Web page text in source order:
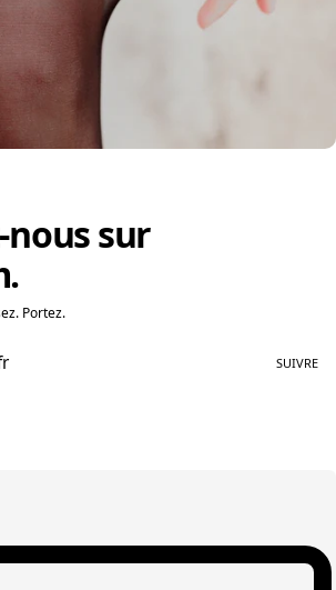
MOT EN VELOURS.
son toucher doux contraste avec la finesse du collant
FAIRE FRANÇAIS.
noussur
Portez.
SUIVRE